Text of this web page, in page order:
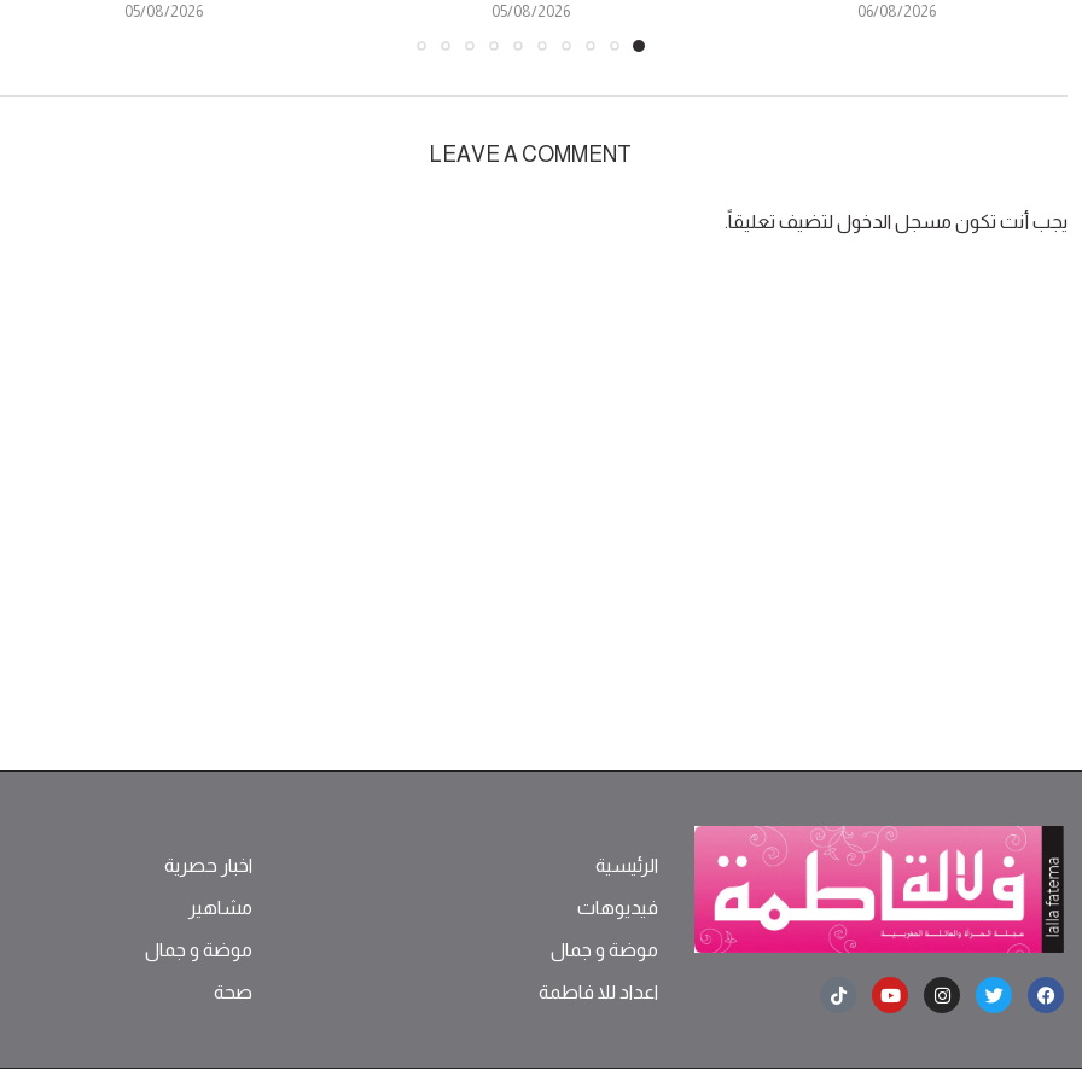
06/08/2026
05/08/2026
05/08/2026
LEAVE A COMMENT
يجب أنت تكون مسجل الدخول لتضيف تعليقاً.
الرئيسية
فيديوهات
موضة ‫و‬ ‫‬‫جمال‬
اعداد للا فاطمة
اخبار حصرية
مشاهير
موضة ‫و‬ ‫‬‫جمال‬
صحة